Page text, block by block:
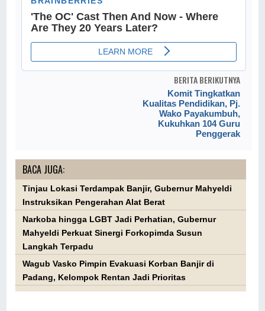
BERITA BERIKUTNYA
Komit Tingkatkan
Kualitas Pendidikan, Pj.
Wako Payakumbuh,
Kukuhkan 104 Guru
Penggerak
BACA JUGA:
Tinjau Lokasi Terdampak Banjir, Gubernur Mahyeldi
Instruksikan Pengerahan Alat Berat
Narkoba hingga LGBT Jadi Perhatian, Gubernur
Mahyeldi Perkuat Sinergi Forkopimda Susun
Langkah Terpadu
Wagub Vasko Pimpin Evakuasi Korban Banjir di
Padang, Kelompok Rentan Jadi Prioritas